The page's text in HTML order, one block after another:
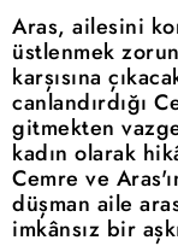
Aras, ailesini
üstlenmek
karşısına
canlandırdığı
gitmekten
kadın olarak
Cemre ve
düşman aile
imkânsız bir